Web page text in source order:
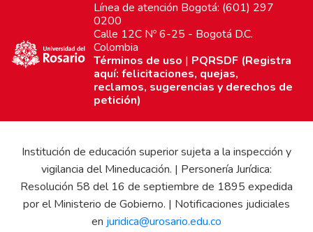
Línea de atención Bogotá: (601) 297
0200
Calle 12C Nº 6-25 - Bogotá D.C.
Colombia
Términos de uso | PQRSDF (Registra
aquí: felicitaciones, quejas,
reclamos, sugerencias y derechos de
petición)
Institución de educación superior sujeta a la inspección y
vigilancia del Mineducación. | Personería Jurídica:
Resolución 58 del 16 de septiembre de 1895 expedida
por el Ministerio de Gobierno. | Notificaciones judiciales
en juridica@urosario.edu.co